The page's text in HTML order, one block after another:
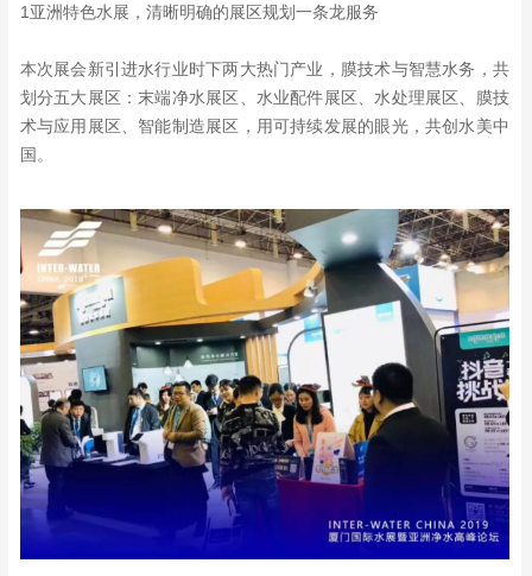
1亚洲特色水展，清晰明确的展区规划一条龙服务
本次展会新引进水行业时下两大热门产业，膜技术与智慧水务，共
划分五大展区：末端净水展区、水业配件展区、水处理展区、膜技
术与应用展区、智能制造展区，用可持续发展的眼光，共创水美中
国。